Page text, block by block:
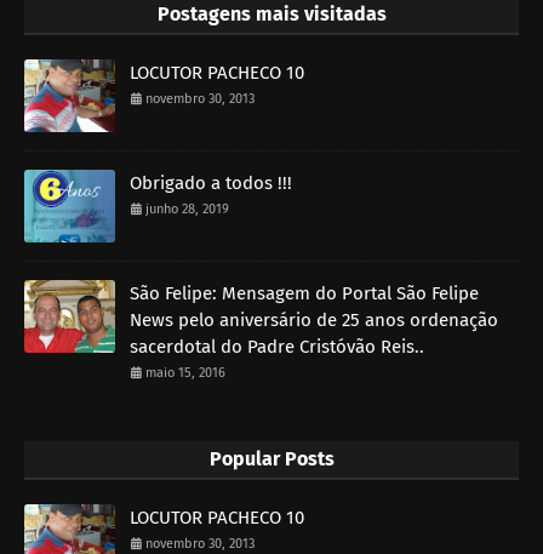
Postagens mais visitadas
LOCUTOR PACHECO 10
novembro 30, 2013
Obrigado a todos !!!
junho 28, 2019
São Felipe: Mensagem do Portal São Felipe
News pelo aniversário de 25 anos ordenação
sacerdotal do Padre Cristóvão Reis..
maio 15, 2016
Popular Posts
LOCUTOR PACHECO 10
novembro 30, 2013